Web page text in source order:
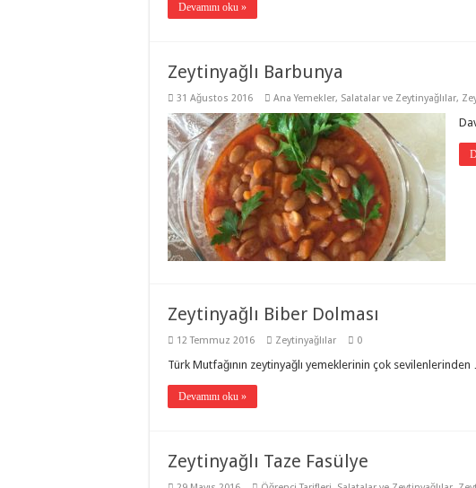
Devamını oku »
Zeytinyağlı Barbunya
31 Ağustos 2016 Ana Yemekler, Salatalar ve Zeytinyağlılar,
Zeytinyağlı Biber Dolması
12 Temmuz 2016 Zeytinyağlılar 0
Türk Mutfağının zeytinyağlı yemeklerinin çok
Devamını oku »
Zeytinyağlı Taze Fasülye